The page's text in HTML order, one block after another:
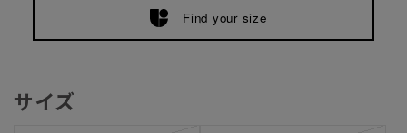
Find your size
サイズ